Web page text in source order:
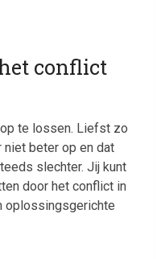
conflict
te lossen. Liefst zo
beter op en dat
slechter. Jij kunt
door het conflict in
oplossingsgerichte